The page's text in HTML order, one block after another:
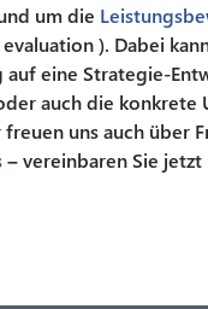
um die
). Dabei
auf eine Strategie-
auch die konkrete
freuen uns auch über
– vereinbaren Sie